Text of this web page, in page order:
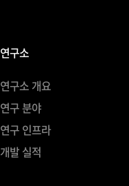
연구소
연구소 개요
연구 분야
연구 인프라
개발 실적